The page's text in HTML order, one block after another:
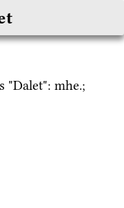
"Dalet": mhe.;